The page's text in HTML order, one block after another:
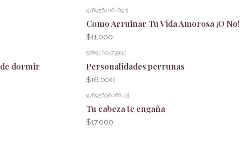
9789564084893|
Como Arruinar Tu Vida Amorosa ¡O No!
$11.000
dormir
9789562573931|
Personalidades perrunas
$16.000
9789563606843|
Tu cabeza te engaña
$17.000